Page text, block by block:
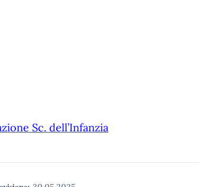
Sc. dell’Infanzia